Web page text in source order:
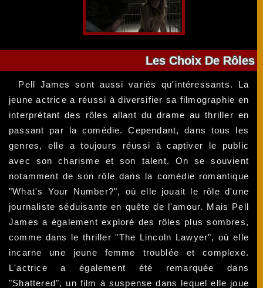
Les Choix De Rôles
Pell James sont aussi variés qu'intéressants. La
jeune actrice a réussi à diversifier sa filmographie en
interprétant des rôles allant du drame au thriller en
passant par la comédie. Cependant, dans tous les
genres, elle a toujours réussi à captiver le public
avec son charisme et son talent. On se souvient
notamment de son rôle dans la comédie romantique
"What's Your Number?", où elle jouait le rôle d'une
journaliste séduisante en quête de l'amour. Mais Pell
James a également exploré des rôles plus sombres,
comme dans le thriller "The Lincoln Lawyer", où elle
incarne une jeune femme troublée et complexe.
L'actrice a également été remarquée dans
"Shattered", un film à suspense dans lequel elle joue